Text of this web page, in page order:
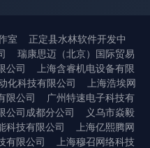
室
正定县水林软件开发中
瑞康思迈（北京）国际贸易
公司
上海含睿机电设备有限
化科技有限公司
上海浩埃网
限公司
广州特速电子科技有
公司成都分公司
义乌市焱毅
科技有限公司
上海亿熙腾网
有限公司
上海穆召网络科技